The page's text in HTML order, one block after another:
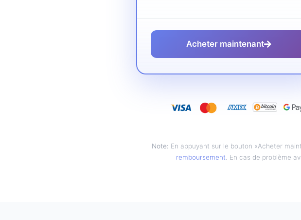
Acheter maintenant
Note: En appuyant sur le bouton «Acheter
remboursement . En cas de problème